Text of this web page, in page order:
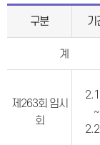
구분 기
계
제263회 임시
회
~